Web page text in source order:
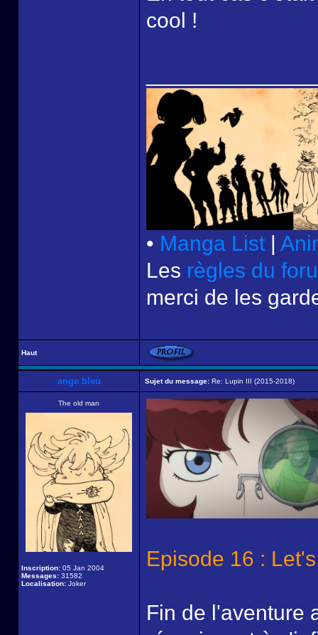
cool !
• Manga List |
Les règles du
merci de les
Haut
ange bleu Sujet du message: Re: Lupin III (2015-2018)
The old man
Inscription: 05 Jan 2004
Messages: 31582
Localisation: Joker
Episode 16 :
Fin de l'aventure